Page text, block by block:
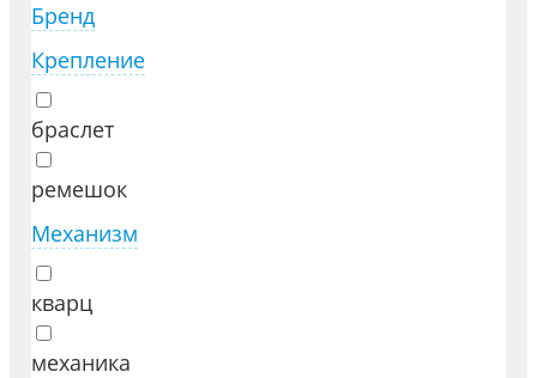
Бренд
Крепление
браслет
ремешок
Механизм
кварц
механика